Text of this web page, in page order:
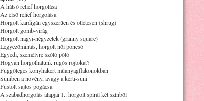
A hátsó relief horgolása
Az első relief horgolása
Horgolt kardigán egyszerűen és ötletesen (shrug)
Horgolt gomb-virág
Horgolt nagyi-négyzetek (granny square)
Legyezőmintás, horgolt női poncsó
Egyedi, személyre szóló póló
Hogyan horgolhatunk rugós rojtokat?
Függőleges konyhakert műanyagflakonokban
Süniben a növény, avagy a kerti-süni
Füstölt sajtos pogácsa
A szabadhorgolás alapjai 1.: horgolt spirál két színből